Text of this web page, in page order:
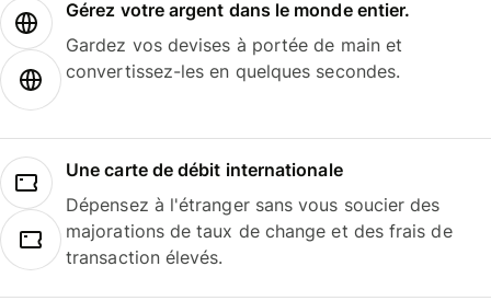
Gérez votre argent dans le monde entier.
Gardez vos devises à portée de main et
convertissez-les en quelques secondes.
Une carte de débit internationale
Dépensez à l'étranger sans vous soucier des
majorations de taux de change et des frais de
transaction élevés.